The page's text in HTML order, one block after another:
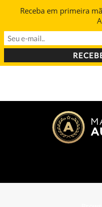
Receba em primeira